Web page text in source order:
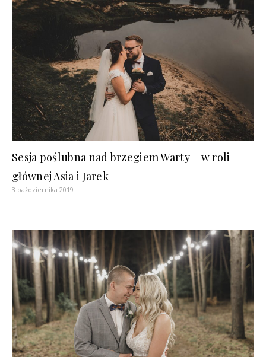
Sesja poślubna nad brzegiem Warty – w roli
głównej Asia i Jarek
3 października 2019